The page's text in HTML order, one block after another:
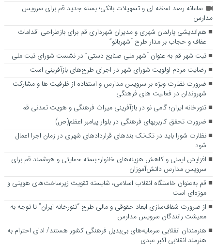
سامانه رصد لحظه ای و تسهیلات بانکی؛ بسته جدید قم برای سرویس
مدارس
هم‌اندیشی پارلمان شهری و مدیران شهرداری قم برای بازطراحی اقدامات
عفاف و حجاب بر مدار طرح “شهربانو”
ثبت شهر قم به عنوان “شهر ملی صنایع دستی” در نشست شورای ثبت ملی
رضایت مردم اولویت شورای شهر در اجرای طرح‌های بازآفرینی است
ضرورت نظارت ویژه بر سرویس مدارس و استفاده از ظرفیت ها و مشارکت
شهروندان در فعالیت های فرهنگی
تنورخانه ایران؛ گامی نو در بازآفرینی میراث فرهنگی و هویت تمدنی قم
ضرورت تحقق کاربری­های فرهنگی در بلوار پیامبر اعظم(ص)
نظارت شورا باید در تک‌تک بندهای قراردادهای شهری در زمان اجرا اعمال
شود
افزایش ایمنی و کاهش هزینه‌های خانوار؛ بسته حمایتی و هوشمند قم برای
سرویس مدارس دانش‌آموزان
قم به‌عنوان خاستگاه انقلاب اسلامی، شایسته تقویت زیرساخت‌های هویتی و
موزه‌ای است
از ضرورت شفاف‌سازی ابعاد حقوقی و مالی طرح “تنورخانه ایران” تا توجه به
معیشت رانندگان سرویس مدارس
هنرمندان انقلابی سرمایه‌های بی‌بدیل فرهنگی کشور هستند/ ادای احترام به
هنرمند انقلابی اکبر عبدی